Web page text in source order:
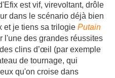
est vif, virevoltant, drôle
dans le scénario déjà bien
et je tiens sa trilogie Putain
l'une des grandes réussites
clins d’œil (par exemple
de tournage, qui
qu'on croise dans